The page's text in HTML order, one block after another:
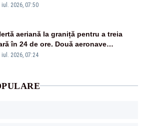
iul. 2026, 07:50
aeriană la graniță pentru a treia
în 24 de ore. Două aeronave
britanice au fost ridicate de la
iul. 2026, 07:24